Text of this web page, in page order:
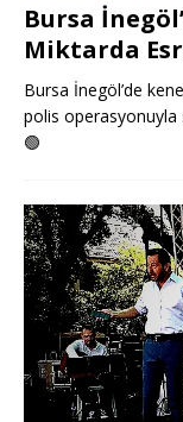
Bursa
Miktarda
Bursa İnegöl’de
polis operasyonuyla
🟢